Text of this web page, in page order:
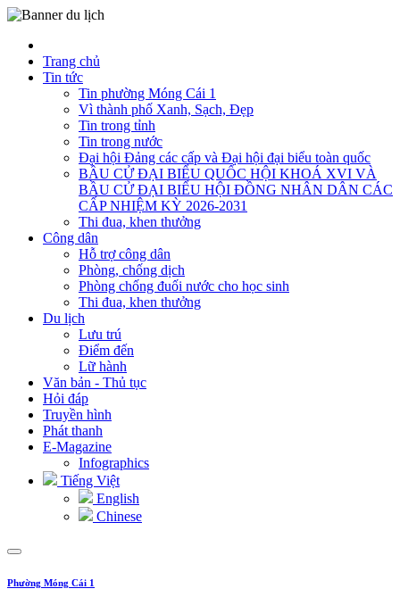
Trang chủ
Tin tức
Tin phường Móng Cái 1
Vì thành phố Xanh, Sạch, Đẹp
Tin trong tỉnh
Tin trong nước
Đại hội Đảng các cấp và Đại hội đại biểu toàn quốc
BẦU CỬ ĐẠI BIỂU QUỐC HỘI KHOÁ XVI VÀ
BẦU CỬ ĐẠI BIỂU HỘI ĐỒNG NHÂN DÂN CÁC
CẤP NHIỆM KỲ 2026-2031
Thi đua, khen thưởng
Công dân
Hỗ trợ công dân
Phòng, chống dịch
Phòng chống đuối nước cho học sinh
Thi đua, khen thưởng
Du lịch
Lưu trú
Điểm đến
Lữ hành
Văn bản - Thủ tục
Hỏi đáp
Truyền hình
Phát thanh
E-Magazine
Infographics
Tiếng Việt
English
Chinese
Phường Móng Cái 1